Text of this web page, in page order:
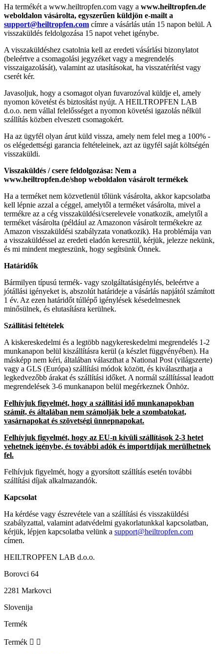
Ha termékét a www.heiltropfen.com vagy a www.heiltropfen.de
weboldalon vásárolta, egyszerűen küldjön e-mailt a
support@heiltropfen.com címre a vásárlás után 15 napon belül. A
visszaküldés feldolgozása 15 napot vehet igénybe.
A visszaküldéshez csatolnia kell az eredeti vásárlási bizonylatot
(beleértve a csomagolási jegyzéket vagy a megrendelés
visszaigazolását), valamint az utasításokat, ha visszatérítést vagy
cserét kér.
Javasoljuk, hogy a csomagot olyan fuvarozóval küldje el, amely
nyomon követést és biztosítást nyújt. A HEILTROPFEN LAB
d.o.o. nem vállal felelősséget a nyomon követési igazolás nélkül
szállítás közben elveszett csomagokért.
Ha az ügyfél olyan árut küld vissza, amely nem felel meg a 100% -
os elégedettségi garancia feltételeinek, azt az ügyfél saját költségén
visszaküldi.
Visszaküldés / csere feldolgozása: Nem a
www.heiltropfen.de/shop weboldalon vásárolt termékek
Ha a terméket nem közvetlenül tőlünk vásárolta, akkor kapcsolatba
kell lépnie azzal a céggel, amelytől a terméket vásárolta, mivel a
termékre az a cég visszaküldési/cserelevele vonatkozik, amelytől a
terméket vásárolta (például az Amazonon vásárolt termékekre az
Amazon visszaküldési szabályzata vonatkozik). Ha problémája van
a visszaküldéssel az eredeti eladón keresztül, kérjük, jelezze nekünk,
és mi mindent megteszünk, hogy segítsünk Önnek.
Határidők
Bármilyen típusú termék- vagy szolgáltatásigénylés, beleértve a
jótállási igényeket is, abszolút határideje a vásárlás napjától számított
1 év. Az ezen határidőt túllépő igénylések késedelmesnek
minősülnek, és elutasításra kerülnek.
Szállítási feltételek
A kiskereskedelmi és a legtöbb nagykereskedelmi megrendelés 1-2
munkanapon belül kiszállításra kerül (a készlet függvényében). Ha
másképp nem kéri, általában választhat a National Post (világszerte)
vagy a GLS (Európa) szállítási módok között, és kiválaszthatja a
legkedvezőbb árakat és szállítási időket. A normál szállítással leadott
megrendelések 3-6 munkanapon belül megérkeznek Önhöz.
Felhívjuk figyelmét, hogy a szállítási idő munkanapokban
számít, és általában nem számolják bele a szombatokat,
vasárnapokat és szövetségi ünnepnapokat.
Felhívjuk figyelmét, hogy az EU-n kívüli szállítások 2-3 hetet
vehetnek igénybe, és további adók és importdíjak merülhetnek
fel.
Felhívjuk figyelmét, hogy a gyorsított szállítás esetén további
szállítási díjak alkalmazandók.
Kapcsolat
Ha kérdése vagy észrevétele van a szállítási és visszaküldési
szabályzattal, valamint adatvédelmi gyakorlatunkkal kapcsolatban,
kérjük, lépjen kapcsolatba velünk a support@heiltropfen.com
címen.
HEILTROPFEN LAB d.o.o.
Borovci 64
2281 Markovci
Slovenija
Termék
Termék  